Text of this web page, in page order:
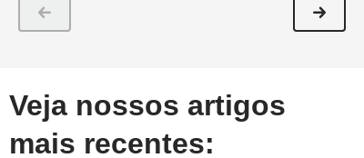
Veja nossos artigos
mais recentes: